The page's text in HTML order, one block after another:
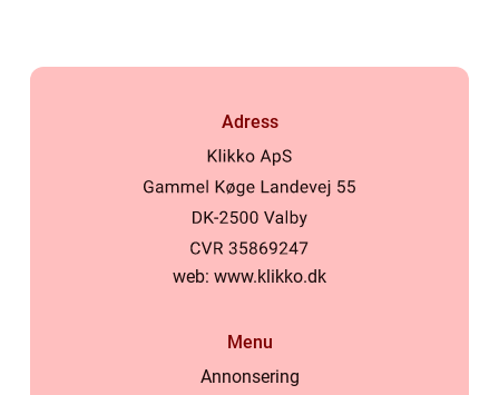
Adress
web: www.klikko.dk
Menu
Annonsering